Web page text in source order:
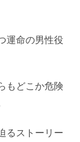
運命の男性役
もどこか危険
るストーリー